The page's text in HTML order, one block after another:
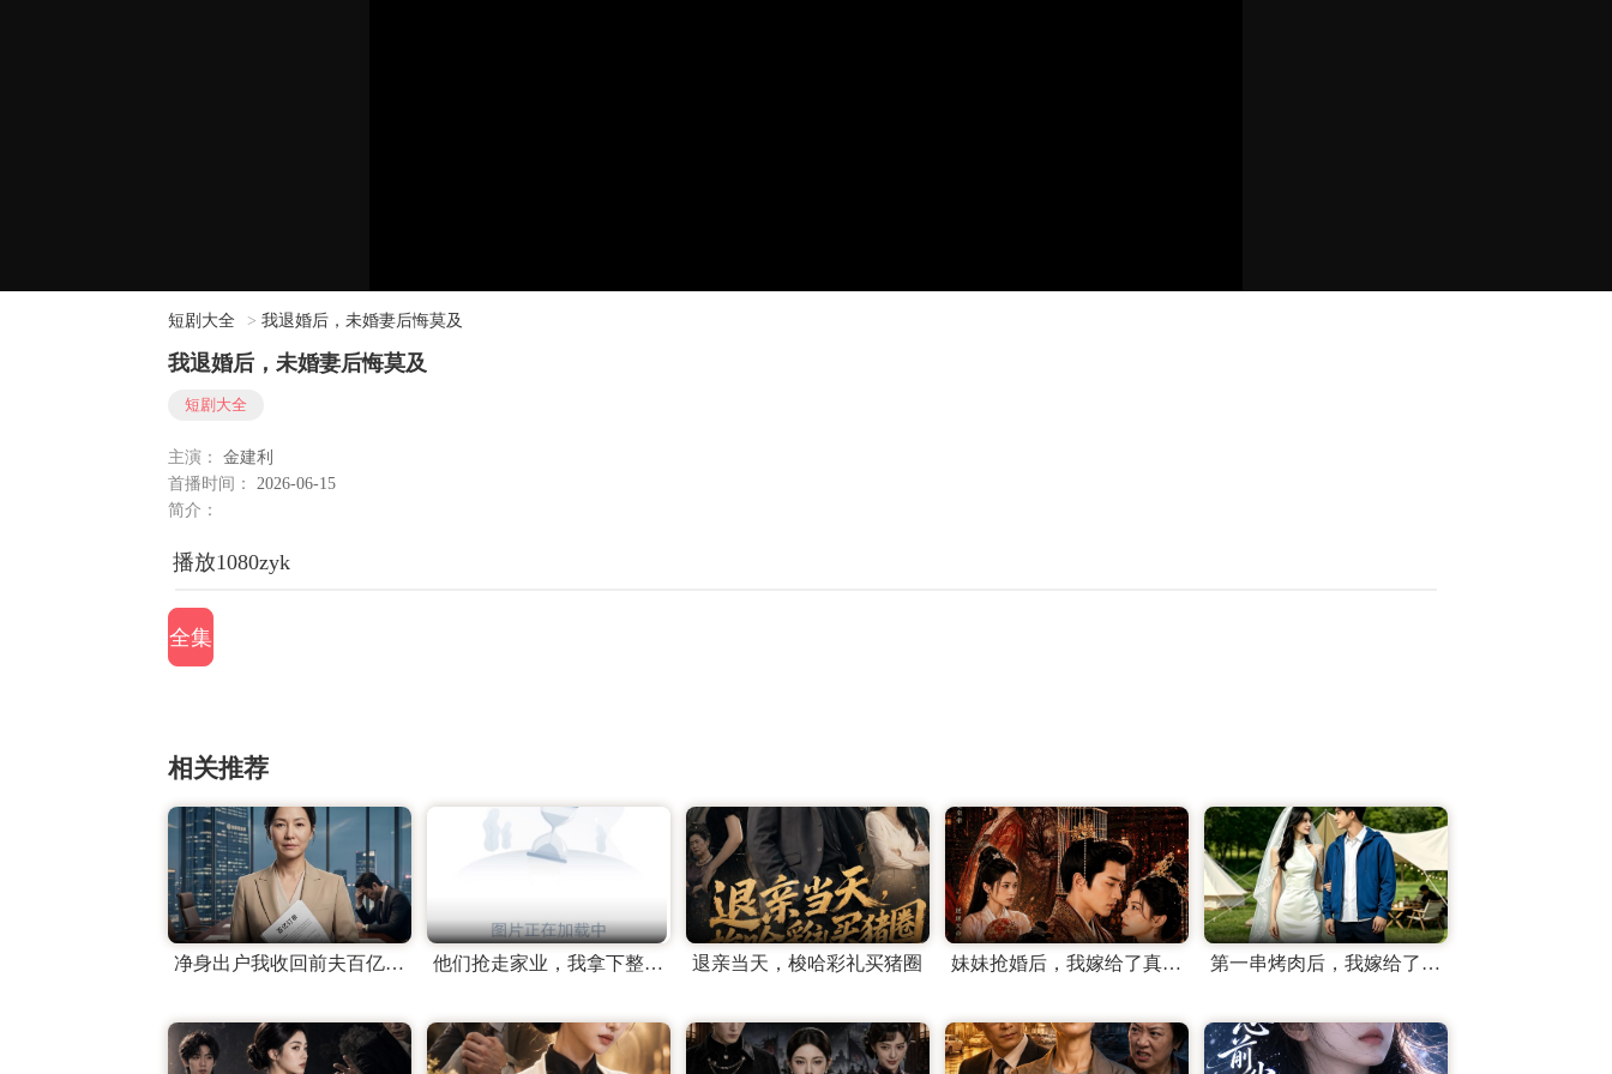
短剧大全 > 我退婚后，未婚妻后悔莫及
我退婚后，未婚妻后悔莫及
短剧大全
主演：
金建利
首播时间：
2026-06-15
简介：
播放1080zyk
全集
相关推荐
净身出户我收回前夫百亿订单 他们抢走家业，我拿下整个翡翠圈 退亲当天，梭哈彩礼买猪圈 妹妹抢婚后，我嫁给了真龙天子 第一串烤肉后，我嫁给了顶流